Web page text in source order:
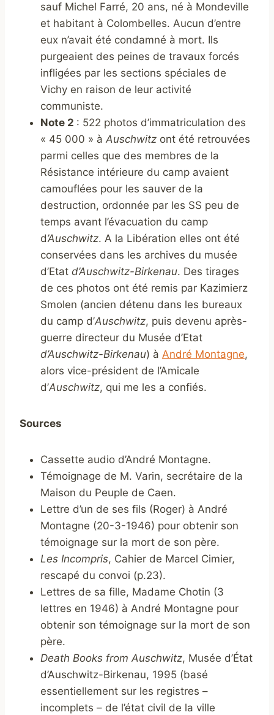
sauf Michel Farré, 20 ans, né à Mondeville
et habitant à Colombelles. Aucun d’entre
eux n’avait été condamné à mort. Ils
purgeaient des peines de travaux forcés
infligées par les sections spéciales de
Vichy en raison de leur activité
communiste.
Note 2 : 522 photos d’immatriculation des
« 45 000 » à Auschwitz ont été retrouvées
parmi celles que des membres de la
Résistance intérieure du camp avaient
camouflées pour les sauver de la
destruction, ordonnée par les SS peu de
temps avant l’évacuation du camp
d’Auschwitz. A la Libération elles ont été
conservées dans les archives du musée
d’Etat d’Auschwitz-Birkenau. Des tirages
de ces photos ont été remis par Kazimierz
Smolen (ancien détenu dans les bureaux
du camp d’Auschwitz, puis devenu après-
guerre directeur du Musée d’Etat
d’Auschwitz-Birkenau) à André Montagne,
alors vice-président de l’Amicale
d’Auschwitz, qui me les a confiés.
Sources
Cassette audio d’André Montagne.
Témoignage de M. Varin, secrétaire de la
Maison du Peuple de Caen.
Lettre d’un de ses fils (Roger) à André
Montagne (20-3-1946) pour obtenir son
témoignage sur la mort de son père.
Les Incompris, Cahier de Marcel Cimier,
rescapé du convoi (p.23).
Lettres de sa fille, Madame Chotin (3
lettres en 1946) à André Montagne pour
obtenir son témoignage sur la mort de son
père.
Death Books from Auschwitz, Musée d’État
d’Auschwitz-Birkenau, 1995 (basé
essentiellement sur les registres –
incomplets – de l’état civil de la ville